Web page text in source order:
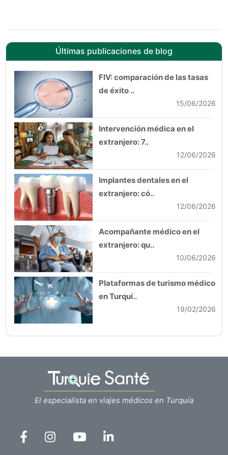
Últimas publicaciones de blog
FIV: comparación de las tasas
de éxito ..
15/06/2026
Intervención médica en el
extranjero: 7..
12/06/2026
Implantes dentales en el
extranjero: có..
12/06/2026
Acompañante médico en el
extranjero: qu..
10/06/2026
Plataformas de turismo médico
en Turquí..
19/02/2026
El especialista en viajes médicos en Turquía